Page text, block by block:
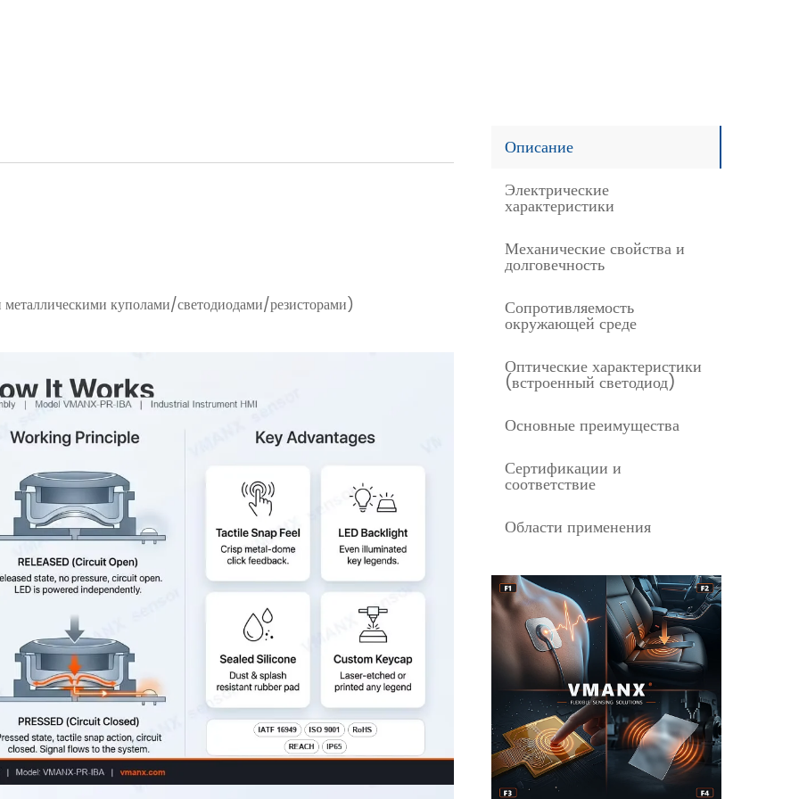
Описание
Электрические
характеристики
Механические свойства и
долговечность
Сопротивляемость
окружающей среде
Оптические характеристики
(встроенный светодиод)
Основные преимущества
Сертификации и
соответствие
Области применения
куполами/светодиодами/резисторами)